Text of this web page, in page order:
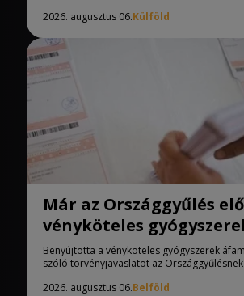
2026. augusztus 06.Külföld
Már az Országgyűlés
vényköteles
áfamentességéről szóló
törvényjavaslat
Benyújtotta a vényköteles gyógyszerek
szóló törvényjavaslatot az
2026. augusztus 06.Belföld